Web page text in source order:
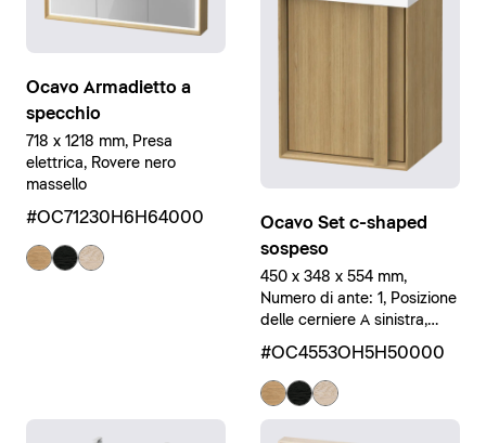
Ocavo Armadietto a
specchio
718 x 1218 mm, Presa
elettrica, Rovere nero
massello
#OC71230H6H64000
Ocavo Set c-shaped
sospeso
450 x 348 x 554 mm,
Numero di ante: 1, Posizione
delle cerniere A sinistra,
senza Troppopieno, Rovere
Bianco
#OC4553OH5H50000